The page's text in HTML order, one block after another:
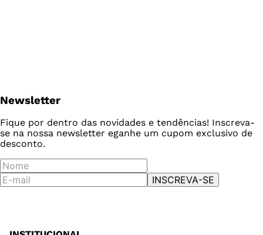
Newsletter
Fique por dentro das novidades e tendências! Inscreva-
se na nossa newsletter eganhe um cupom exclusivo de
desconto.
INSCREVA-SE